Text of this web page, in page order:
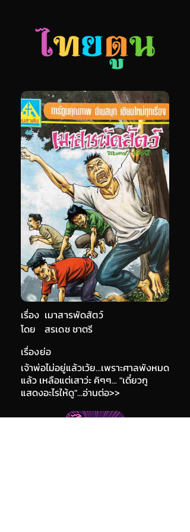
เรื่อง เมาสารพัดสัตว์
สรเดช ชาตรี
โดย
เรื่องย่อ
เจ้าพ่อไม่อยู่แล้วเว้ย...เพราะศาลพังหมด
แล้ว เหลือแต่เสาว่ะ คิๆๆ... "เดี๋ยวกู
แสดงอะไรให้ดู"...อ่านต่อ>>